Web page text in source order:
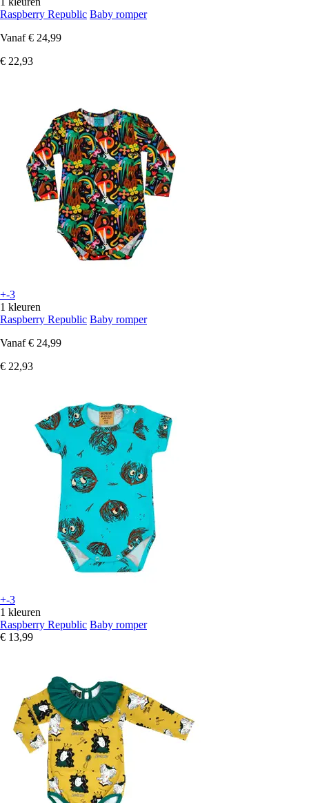
Raspberry Republic Baby romper
Vanaf € 24,99
€ 22,93
+-3
1 kleuren
Raspberry Republic Baby romper
Vanaf € 24,99
€ 22,93
+-3
1 kleuren
Raspberry Republic Baby romper
€ 13,99